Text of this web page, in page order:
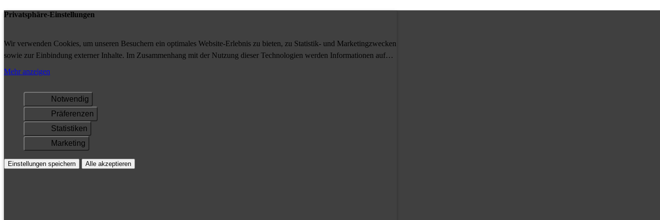
Privatsphäre-Einstellungen
Wir verwenden Cookies, um unseren Besuchern ein optimales Website-Erlebnis zu bieten, zu Statistik- und Marketingzwecken
sowie zur Einbindung externer Inhalte. Im Zusammenhang mit der Nutzung dieser Technologien werden Informationen auf
Ihrem Gerät gespeichert und/oder abgerufen.
Mehr anzeigen
Notwendig
Präferenzen
Statistiken
Marketing
Einstellungen speichern Alle akzeptieren